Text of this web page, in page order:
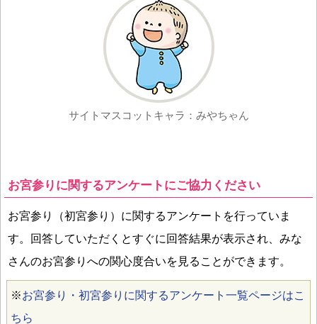
サイトマスコットキャラ：みやちゃん
お宮参りに関するアンケートにご協力ください
お宮参り（初宮参り）に関するアンケートを行っていま
す。回答していただくとすぐに回答結果が表示され、みな
さんのお宮参りへの関心度合いを見ることができます。
※お宮参り・初宮参りに関するアンケート一覧ページはこ
ちら